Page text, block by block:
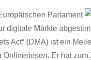
Parlament
digitale Märkte
Act“ (DMA) ist ein
Onlineriesen. Er hat zum